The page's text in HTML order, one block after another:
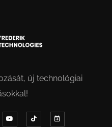
új technológiai